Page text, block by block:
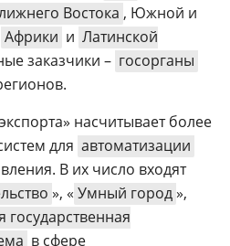
Востока , Южной и
Африки и Латинской
заказчики – госорганы
насчитывает более
для автоматизации
В их число входят
», « Умный город»,
государственная
в сфере